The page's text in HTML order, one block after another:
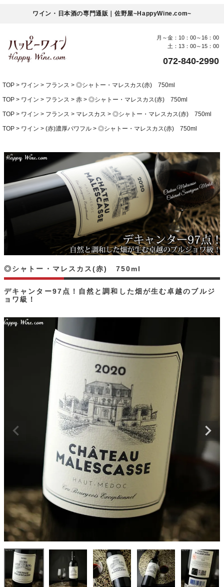
ワイン・日本酒の専門通販｜佐野屋~HappyWine.com~
月～金：10：00～16：00
土：13：00～15：00
072-840-2990
TOP ワイン フランス ◎シャトー・マレスカス(赤) 750ml
TOP ワイン フランス 赤 ◎シャトー・マレスカス(赤) 750ml
TOP ワイン フランス マレスカス ◎シャトー・マレスカス(赤) 750ml
TOP ワイン (赤)濃厚パワフル ◎シャトー・マレスカス(赤) 750ml
デキャンター97点！自然と調和した畑が生む卓越のブルジ
ョワ級！
◎シャトー・マレスカス(赤) 750ml